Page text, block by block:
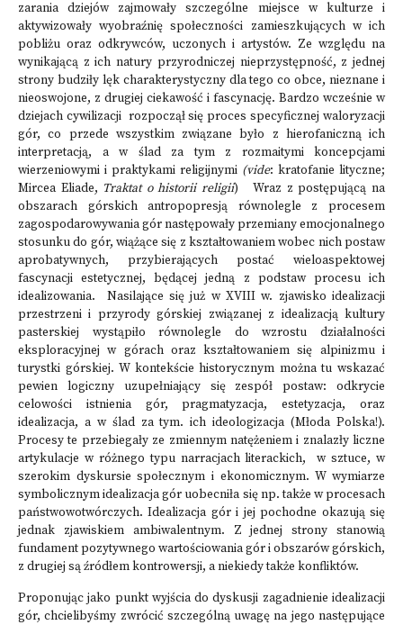
zarania dziejów zajmowały szczególne miejsce w kulturze i
aktywizowały wyobraźnię społeczności zamieszkujących w ich
pobliżu oraz odkrywców, uczonych i artystów. Ze względu na
wynikającą z ich natury przyrodniczej nieprzystępność, z jednej
strony budziły lęk charakterystyczny dla tego co obce, nieznane i
nieoswojone, z drugiej ciekawość i fascynację. Bardzo wcześnie w
dziejach cywilizacji rozpoczął się proces specyficznej waloryzacji
gór, co przede wszystkim związane było z hierofaniczną ich
interpretacją, a w ślad za tym z rozmaitymi koncepcjami
wierzeniowymi i praktykami religijnymi (vide: kratofanie lityczne;
Mircea Eliade, Traktat o historii religii) Wraz z postępującą na
obszarach górskich antropopresją równolegle z procesem
zagospodarowywania gór następowały przemiany emocjonalnego
stosunku do gór, wiążące się z kształtowaniem wobec nich postaw
aprobatywnych, przybierających postać wieloaspektowej
fascynacji estetycznej, będącej jedną z podstaw procesu ich
idealizowania. Nasilające się już w XVIII w. zjawisko idealizacji
przestrzeni i przyrody górskiej związanej z idealizacją kultury
pasterskiej wystąpiło równolegle do wzrostu działalności
eksploracyjnej w górach oraz kształtowaniem się alpinizmu i
turystki górskiej. W kontekście historycznym można tu wskazać
pewien logiczny uzupełniający się zespół postaw: odkrycie
celowości istnienia gór, pragmatyzacja, estetyzacja, oraz
idealizacja, a w ślad za tym. ich ideologizacja (Młoda Polska!).
Procesy te przebiegały ze zmiennym natężeniem i znalazły liczne
artykulacje w różnego typu narracjach literackich, w sztuce, w
szerokim dyskursie społecznym i ekonomicznym. W wymiarze
symbolicznym idealizacja gór uobecniła się np. także w procesach
państwowotwórczych. Idealizacja gór i jej pochodne okazują się
jednak zjawiskiem ambiwalentnym. Z jednej strony stanowią
fundament pozytywnego wartościowania gór i obszarów górskich,
z drugiej są źródłem kontrowersji, a niekiedy także konfliktów.
Proponując jako punkt wyjścia do dyskusji zagadnienie idealizacji
gór, chcielibyśmy zwrócić szczególną uwagę na jego następujące